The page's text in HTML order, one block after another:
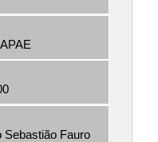
Sebastião Fauro